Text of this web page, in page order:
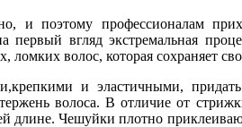
и поэтому профессионалам
первый вгляд экстремальная
волос, которая сохраняет
и эластичными,
волоса. В отличие от
Чешуйки плотно